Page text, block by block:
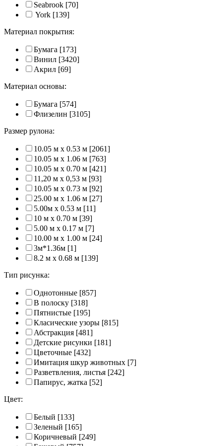
Seabrook [70]
York [139]
Материал покрытия:
Бумага [173]
Винил [3420]
Акрил [69]
Материал основы:
Бумага [574]
Флизелин [3105]
Размер рулона:
10.05 м x 0.53 м [2061]
10.05 м x 1.06 м [763]
10.05 м x 0.70 м [421]
11,20 м х 0,53 м [93]
10.05 м x 0.73 м [92]
25.00 м x 1.06 м [27]
5.00м x 0.53 м [11]
10 м x 0.70 м [39]
5.00 м x 0.17 м [7]
10.00 м x 1.00 м [24]
3м*1.36м [1]
8.2 м x 0.68 м [139]
Тип рисунка:
Однотонные [857]
В полоску [318]
Пятнистые [195]
Класические узоры [815]
Абстракция [481]
Детские рисунки [181]
Цветочные [432]
Имитация шкур животных [7]
Разветвления, листья [242]
Папирус, жатка [52]
Цвет:
Белый [133]
Зеленый [165]
Коричневый [249]